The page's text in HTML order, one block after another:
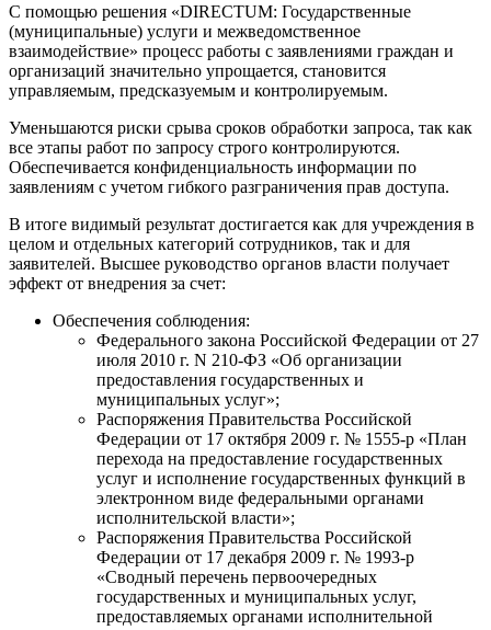
С помощью решения «DIRECTUM: Государственные
(муниципальные) услуги и межведомственное
взаимодействие» процесс работы с заявлениями граждан и
организаций значительно упрощается, становится
управляемым, предсказуемым и контролируемым.
Уменьшаются риски срыва сроков обработки запроса, так как
все этапы работ по запросу строго контролируются.
Обеспечивается конфиденциальность информации по
заявлениям с учетом гибкого разграничения прав доступа.
В итоге видимый результат достигается как для учреждения в
целом и отдельных категорий сотрудников, так и для
заявителей. Высшее руководство органов власти получает
эффект от внедрения за счет:
Обеспечения соблюдения:
Федерального закона Российской Федерации от 27
июля 2010 г. N 210-ФЗ «Об организации
предоставления государственных и
муниципальных услуг»;
Распоряжения Правительства Российской
Федерации от 17 октября 2009 г. № 1555-р «План
перехода на предоставление государственных
услуг и исполнение государственных функций в
электронном виде федеральными органами
исполнительской власти»;
Распоряжения Правительства Российской
Федерации от 17 декабря 2009 г. № 1993-р
«Сводный перечень первоочередных
государственных и муниципальных услуг,
предоставляемых органами исполнительной